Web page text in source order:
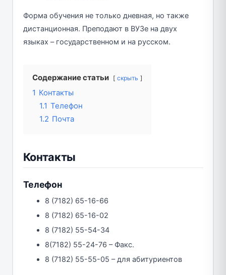
Форма обучения не только дневная, но также
дистанционная. Преподают в ВУЗе на двух
языках – государственном и на русском.
Содержание статьи скрыть
1 Контакты
1.1 Телефон
1.2 Почта
Контакты
Телефон
8 (7182) 65-16-66
8 (7182) 65-16-02
8 (7182) 55-54-34
8(7182) 55-24-76 – Факс.
8 (7182) 55-55-05 – для абитуриентов